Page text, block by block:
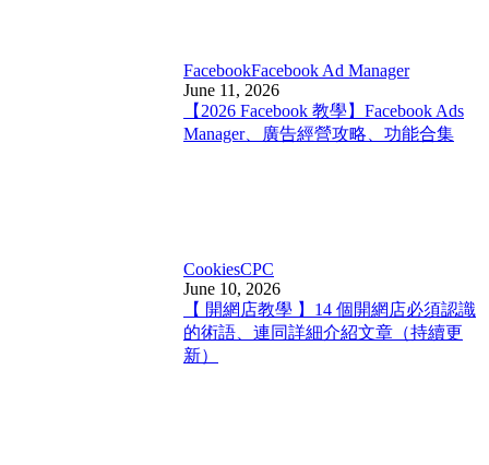
FacebookFacebook Ad Manager
June 11, 2026
【2026 Facebook 教學】Facebook Ads
Manager、廣告經營攻略、功能合集
CookiesCPC
June 10, 2026
【 開網店教學 】14 個開網店必須認識
的術語、連同詳細介紹文章（持續更
新）